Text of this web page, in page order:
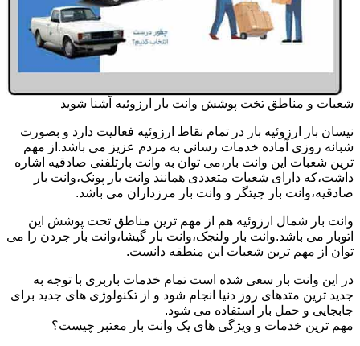
شعبات و مناطق تخت پوشش وانت بار ارزوئیه آشنا شوید
نیسان بار ارزوئیه بار در تمام نقاط ارزوئیه فعالیت دارد و بصورت
شبانه روزی آماده خدمات رسانی به مردم عزیز می باشد.از مهم
ترین شعبات این وانت بار،می توان به وانت بارتلفنی صادقیه اشاره
داشت،که دارای شعبات متعددی همانند وانت بار پونک،وانت بار
صادقیه،وانت بار چیتگر و وانت بار مرزداران می باشد.
وانت بار شمال ارزوئیه هم از مهم ترین مناطق تحت پوشش این
اتوبار می باشد.وانت بار ولنجک،وانت بار گیشا،وانت بار جردن را می
توان از مهم ترین شعبات این منطقه دانست.
در این وانت بار سعی شده است تمام خدمات باربری با توجه به
جدید ترین متدهای روز دنیا انجام شود و از تکنولوژی های جدید برای
جابجایی و حمل بار استفاده می شود.
مهم ترین خدمات و ویژگی های یک وانت بار معتبر چیست؟